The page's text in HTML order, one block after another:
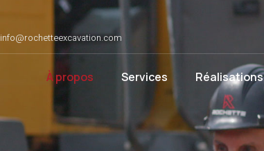
info@rochetteexcavation.com
À propos Services Réalisations